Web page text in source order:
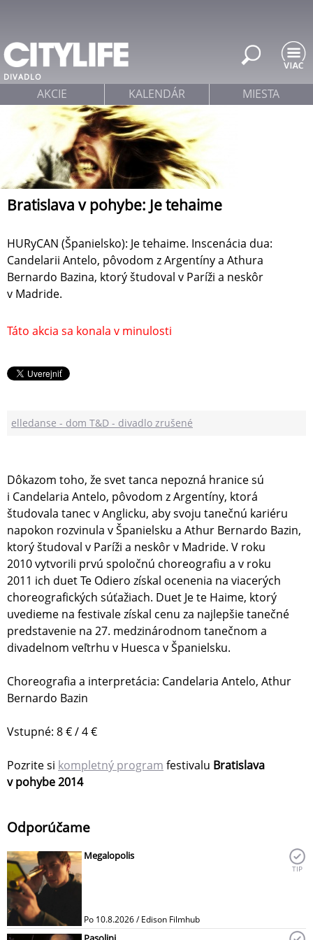
DIVADLO
Bratislava v pohybe: Je tehaime
HURyCAN (Španielsko): Je tehaime. Inscenácia dua:
Candelarii Antelo, pôvodom z Argentíny a Athura
Bernardo Bazina, ktorý študoval v Paríži a neskôr
v Madride.
Táto akcia sa konala v minulosti
elledanse - dom T&D - divadlo zrušené
Dôkazom toho, že svet tanca nepozná hranice sú
i Candelaria Antelo, pôvodom z Argentíny, ktorá
študovala tanec v Anglicku, aby svoju tanečnú kariéru
napokon rozvinula v Španielsku a Athur Bernardo Bazin,
ktorý študoval v Paríži a neskôr v Madride. V roku
2010 vytvorili prvú spoločnú choreografiu a v roku
2011 ich duet Te Odiero získal ocenenia na viacerých
choreografických súťažiach. Duet Je te Haime, ktorý
uvedieme na festivale získal cenu za najlepšie tanečné
predstavenie na 27. medzinárodnom tanečnom a
divadelnom veľtrhu v Huesca v Španielsku.
Choreografia a interpretácia: Candelaria Antelo, Athur
Bernardo Bazin
Vstupné: 8 € / 4 €
Pozrite si kompletný program festivalu Bratislava
v pohybe 2014
Odporúčame
Megalopolis
Po 10.8.2026 / Edison Filmhub
TIP
AKCIE KALENDÁR MIESTA